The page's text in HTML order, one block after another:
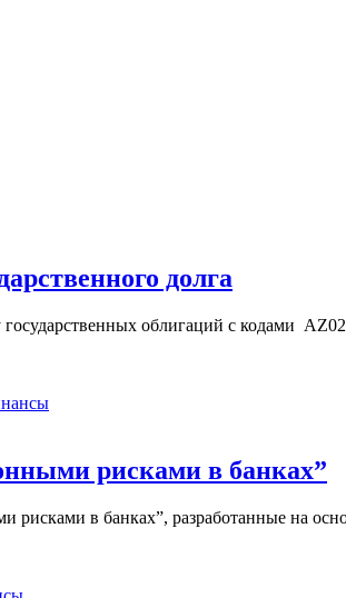
долга
облигаций с кодами
рисками в банках”
в банках”, разработанные на